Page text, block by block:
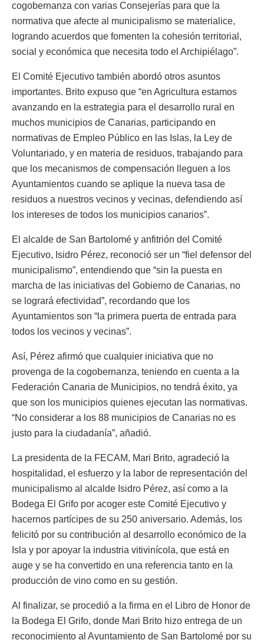
cogobernanza con varias Consejerías para que la
normativa que afecte al municipalismo se materialice,
logrando acuerdos que fomenten la cohesión territorial,
social y económica que necesita todo el Archipiélago”.
El Comité Ejecutivo también abordó otros asuntos
importantes. Brito expuso que “en Agricultura estamos
avanzando en la estrategia para el desarrollo rural en
muchos municipios de Canarias, participando en
normativas de Empleo Público en las Islas, la Ley de
Voluntariado, y en materia de residuos, trabajando para
que los mecanismos de compensación lleguen a los
Ayuntamientos cuando se aplique la nueva tasa de
residuos a nuestros vecinos y vecinas, defendiendo así
los intereses de todos los municipios canarios”.
El alcalde de San Bartolomé y anfitrión del Comité
Ejecutivo, Isidro Pérez, reconoció ser un “fiel defensor del
municipalismo”, entendiendo que “sin la puesta en
marcha de las iniciativas del Gobierno de Canarias, no
se logrará efectividad”, recordando que los
Ayuntamientos son “la primera puerta de entrada para
todos los vecinos y vecinas”.
Así, Pérez afirmó que cualquier iniciativa que no
provenga de la cogobernanza, teniendo en cuenta a la
Federación Canaria de Municipios, no tendrá éxito, ya
que son los municipios quienes ejecutan las normativas.
“No considerar a los 88 municipios de Canarias no es
justo para la ciudadanía”, añadió.
La presidenta de la FECAM, Mari Brito, agradeció la
hospitalidad, el esfuerzo y la labor de representación del
municipalismo al alcalde Isidro Pérez, así como a la
Bodega El Grifo por acoger este Comité Ejecutivo y
hacernos partícipes de su 250 aniversario. Además, los
felicitó por su contribución al desarrollo económico de la
Isla y por apoyar la industria vitivinícola, que está en
auge y se ha convertido en una referencia tanto en la
producción de vino como en su gestión.
Al finalizar, se procedió a la firma en el Libro de Honor de
la Bodega El Grifo, donde Mari Brito hizo entrega de un
reconocimiento al Ayuntamiento de San Bartolomé por su